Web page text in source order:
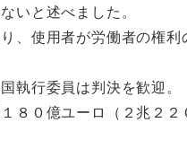
いと述べました。
、使用者が労働者の権
執行委員は判決を歓迎
８０億ユーロ（２兆２